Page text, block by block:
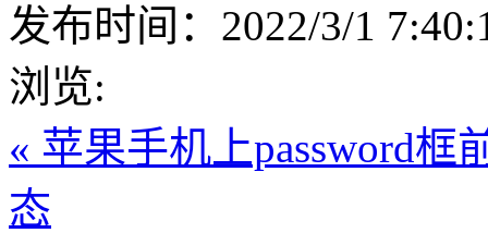
发布时间：2022/3/1
浏览:
« 苹果手机上password
态